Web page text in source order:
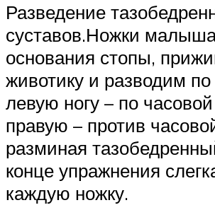
Разведение
суставов.Ножки
основания стопы,
животику и разводим по
левую ногу – по часовой
правую – против
разминая
конце упражнения
каждую ножку.